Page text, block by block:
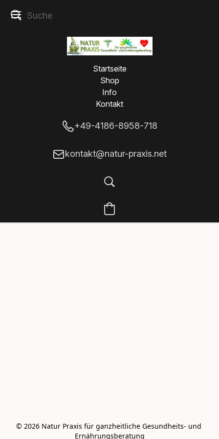
Startseite
Shop
Info
Kontakt
+49-4186-8958-718
kontakt@natur-praxis.net
© 2026 Natur Praxis für ganzheitliche Gesundheits- und
Ernährungsberatung